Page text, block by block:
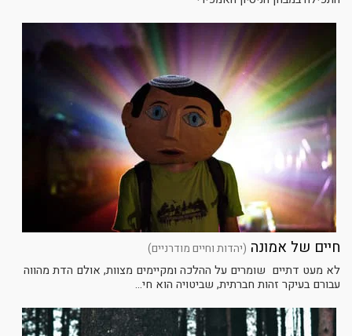
חיים של אמונה (יהדות וחיים מודרניים)
לא מעט דתיים שומרים על ההלכה ומקיימים מצוות, אולם הדת מהווה
עבורם בעיקר זהות חברתית, שביטויה הוא חי...